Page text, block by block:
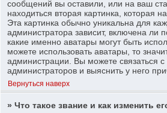
сообщений вы оставили, или на ваш
находиться вторая картинка, которая
Эта картинка обычно уникальна для
администратора зависит, включена ли
какие именно аватары могут быть
можете использовать аватары, то
администрации. Вы можете связаться
администраторов и выяснить у него
Вернуться наверх
» Что такое звание и как изменить